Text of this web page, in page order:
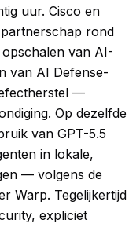
uur. Cisco en
rond
van AI-
van AI Defense-
—
Op dezelfde
van GPT-5.5
in lokale,
— volgens de
Warp. Tegelijkertijd
expliciet